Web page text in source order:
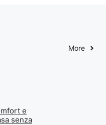
More
e
senza